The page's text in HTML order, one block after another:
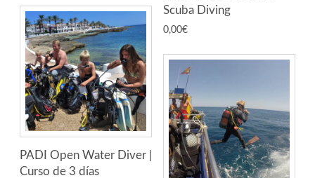
Scuba Diving
0,00€
PADI Open Water Diver |
Curso de 3 días